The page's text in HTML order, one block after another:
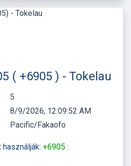
( +6905 ) - Tokelau
5
8/9/2026, 12:09:52 AM
Pacific/Fakaofo
+6905 :